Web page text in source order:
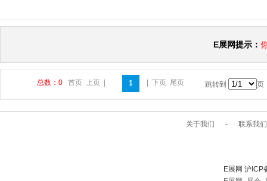
E展网提示：
总数：0 首页 上页 1 下页 尾页 跳转到 页
关于我们 - 联系我们
E展网 沪